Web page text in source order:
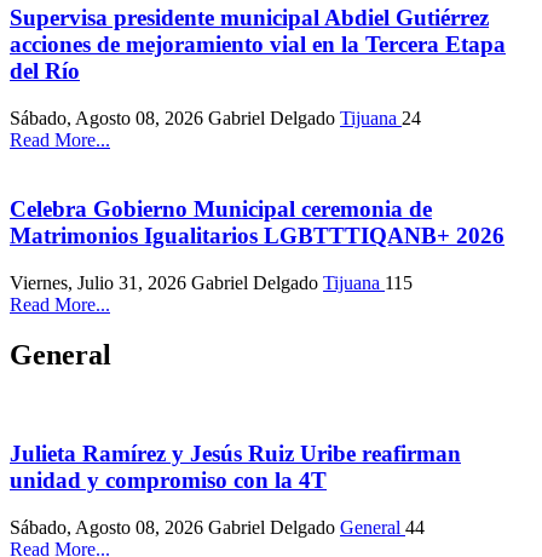
Supervisa presidente municipal Abdiel Gutiérrez
acciones de mejoramiento vial en la Tercera Etapa
del Río
Sábado, Agosto 08, 2026 Gabriel Delgado Tijuana 24
Read More...
Celebra Gobierno Municipal ceremonia de
Matrimonios Igualitarios LGBTTTIQANB+ 2026
Viernes, Julio 31, 2026 Gabriel Delgado Tijuana 115
Read More...
General
Julieta Ramírez y Jesús Ruiz Uribe reafirman
unidad y compromiso con la 4T
Sábado, Agosto 08, 2026 Gabriel Delgado General 44
Read More...